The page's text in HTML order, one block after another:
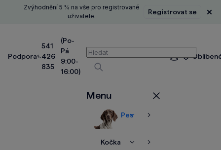
Zvýhodnění 5 % na vše pro registrované
uživatele.
Registrovat se
Podpora
541
426
835
(Po-
Pá
9:00-
16:00)
Vyhledávání
Vyhledávat
Přihlášení
Menu
PesZobrazitZobrazit
Kočka
ZobrazitZobrazit